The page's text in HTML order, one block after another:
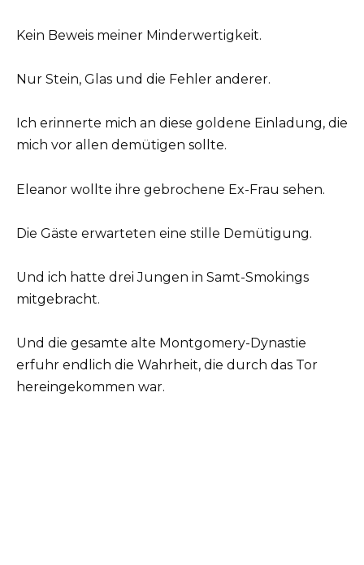
Kein Beweis meiner Minderwertigkeit.
Nur Stein, Glas und die Fehler anderer.
Ich erinnerte mich an diese goldene Einladung, die
mich vor allen demütigen sollte.
Eleanor wollte ihre gebrochene Ex-Frau sehen.
Die Gäste erwarteten eine stille Demütigung.
Und ich hatte drei Jungen in Samt-Smokings
mitgebracht.
Und die gesamte alte Montgomery-Dynastie
erfuhr endlich die Wahrheit, die durch das Tor
hereingekommen war.